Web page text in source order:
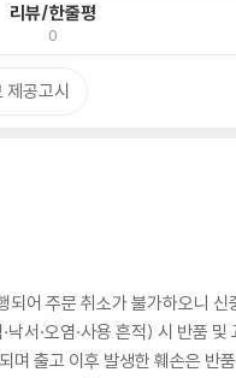
리뷰/한줄평
0
제공고시
되어 주문 취소가 불가하오니 신
서·오염·사용 흔적) 시 반품 및
며 출고 이후 발생한 훼손은 반